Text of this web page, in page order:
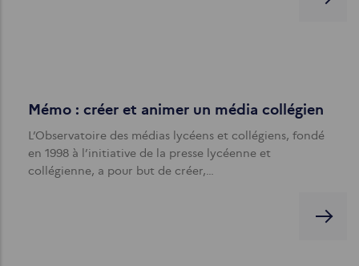
Mémo : créer et animer un média collégien
L’Observatoire des médias lycéens et collégiens, fondé
en 1998 à l’initiative de la presse lycéenne et
collégienne, a pour but de créer,…